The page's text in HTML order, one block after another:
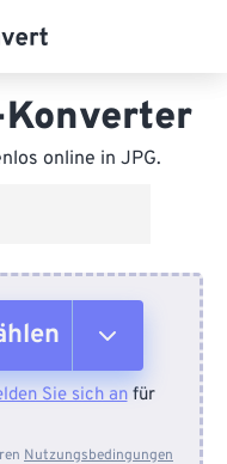
Konverter
online in JPG.
Sie sich anfür
Nutzungsbedingungen